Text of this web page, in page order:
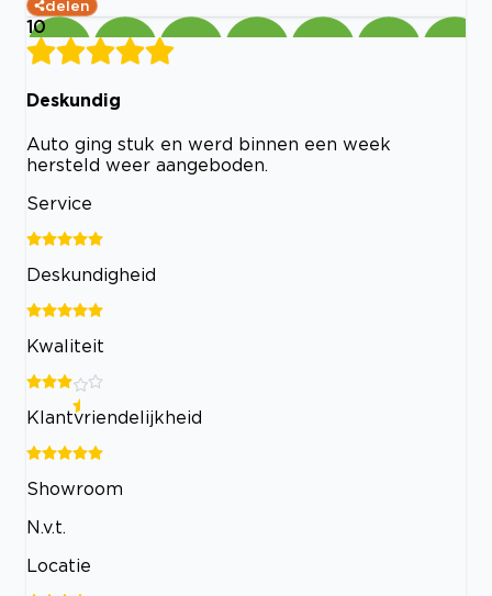
delen
10
Deskundig
Auto ging stuk en werd binnen een week
hersteld weer aangeboden.
Service
Deskundigheid
Kwaliteit
Klantvriendelijkheid
Showroom
N.v.t.
Locatie